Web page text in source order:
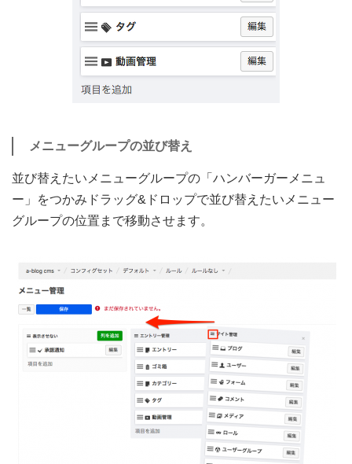
メニューグループの並び替え
並び替えたいメニューグループの「ハンバーガーメニュ
ー」をつかみドラッグ&ドロップで並び替えたいメニュー
グループの位置まで移動させます。